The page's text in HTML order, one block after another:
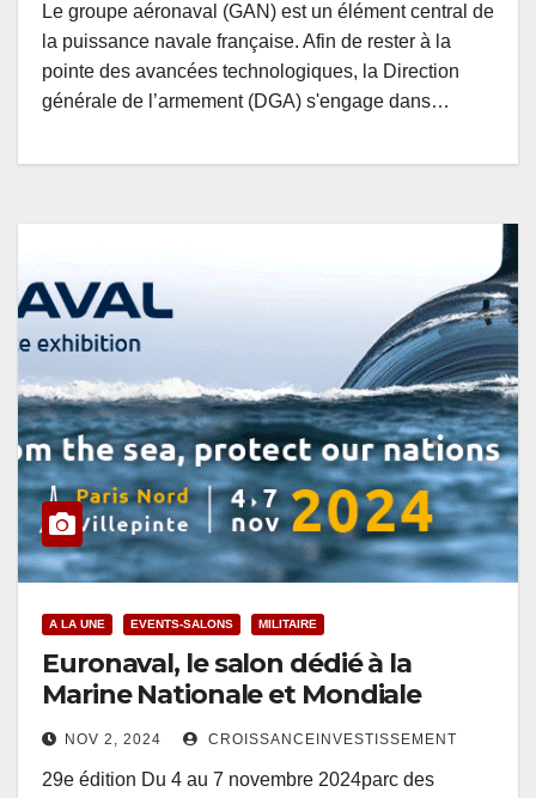
Le groupe aéronaval (GAN) est un élément central de
la puissance navale française. Afin de rester à la
pointe des avancées technologiques, la Direction
générale de l’armement (DGA) s'engage dans…
A LA UNE EVENTS-SALONS MILITAIRE
Euronaval, le salon dédié à la
Marine Nationale et Mondiale
NOV 2, 2024 CROISSANCEINVESTISSEMENT
29e édition Du 4 au 7 novembre 2024parc des